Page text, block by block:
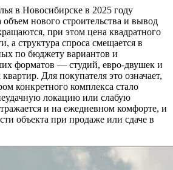
в Новосибирске в 2025 году
объем нового строительства и вывод
при этом цена квадратного
а структура спроса смещается в
по бюджету вариантов и
форматов — студий, евро-двушек и
Для покупателя это означает,
конкретного комплекса стало
локацию или слабую
и на ежедневном комфорте, и
объекта при продаже или сдаче в